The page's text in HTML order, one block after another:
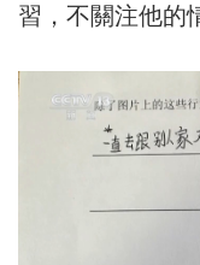
習，不關注他的